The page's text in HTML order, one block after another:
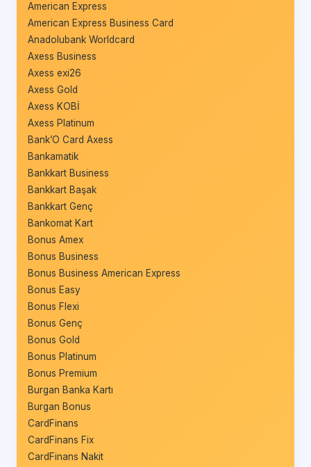
American Express
American Express Business Card
Anadolubank Worldcard
Axess Business
Axess exi26
Axess Gold
Axess KOBİ
Axess Platinum
Bank’O Card Axess
Bankamatik
Bankkart Business
Bankkart Başak
Bankkart Genç
Bankomat Kart
Bonus Amex
Bonus Business
Bonus Business American Express
Bonus Easy
Bonus Flexi
Bonus Genç
Bonus Gold
Bonus Platinum
Bonus Premium
Burgan Banka Kartı
Burgan Bonus
CardFinans
CardFinans Fix
CardFinans Nakit